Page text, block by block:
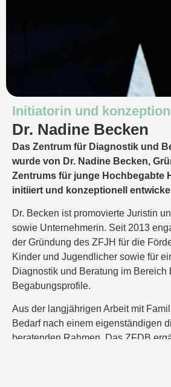
Initiatorin und
Dr. Nadine Becken
Das Zentrum für Diagnostik und
wurde von Dr. Nadine Becken,
Zentrums für junge Hochbegabte
initiiert und konzeptionell
Dr. Becken ist promovierte Juristin
sowie Unternehmerin. Seit 2013
der Gründung des ZFJH für die
Kinder und Jugendlicher sowie für
Diagnostik und Beratung im Bereich
Begabungsprofile.
Aus der langjährigen Arbeit mit
Bedarf nach einem eigenständigen
beratenden Rahmen. Das ZFDB